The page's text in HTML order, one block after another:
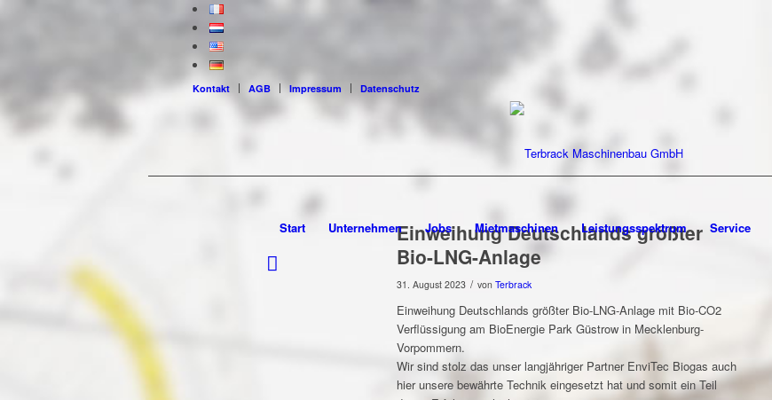
Kontakt AGB Impressum Datenschutz
Start Unternehmen Jobs Mietmaschinen Leistungsspektrum Service
Einweihung Deutschlands größter
Bio-LNG-Anlage
31. August 2023 / von Terbrack
Einweihung Deutschlands größter Bio-LNG-Anlage mit Bio-CO2
Verflüssigung am BioEnergie Park Güstrow in Mecklenburg-
Vorpommern.
Wir sind stolz das unser langjähriger Partner EnviTec Biogas auch
hier unsere bewährte Technik eingesetzt hat und somit ein Teil